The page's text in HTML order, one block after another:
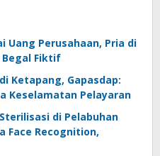
Uang Perusahaan, Pria di
Begal Fiktif
Ketapang, Gapasdap:
Keselamatan Pelayaran
di Pelabuhan
Face Recognition,